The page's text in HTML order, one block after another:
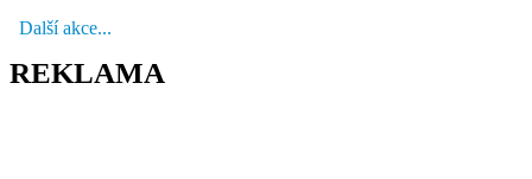
Další akce...
REKLAMA